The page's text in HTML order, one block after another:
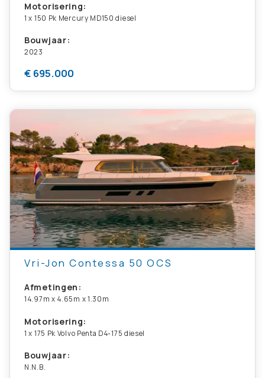
Motorisering:
1 x 150 Pk Mercury MD150 diesel
Bouwjaar:
2023
€ 695.000
Vri-Jon Contessa 50 OCS
Afmetingen:
14.97m x 4.65m x 1.30m
Motorisering:
1 x 175 Pk Volvo Penta D4-175 diesel
Bouwjaar:
N.N.B.